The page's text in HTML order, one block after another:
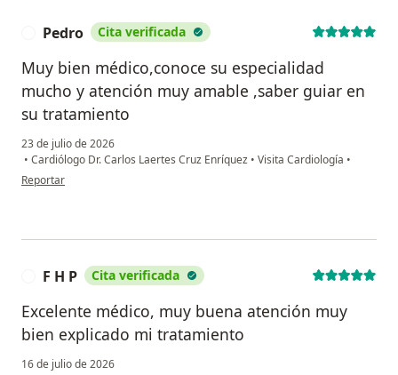
Pedro Cita verificada
Muy bien médico,conoce su especialidad
mucho y atención muy amable ,saber guiar en
su tratamiento
23 de julio de 2026
• Cardiólogo Dr. Carlos Laertes Cruz Enríquez • Visita Cardiología •
en opinión del usuario Pedro
Reportar
F H P Cita verificada
Excelente médico, muy buena atención muy
bien explicado mi tratamiento
16 de julio de 2026